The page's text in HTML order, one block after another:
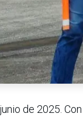
de 2025.